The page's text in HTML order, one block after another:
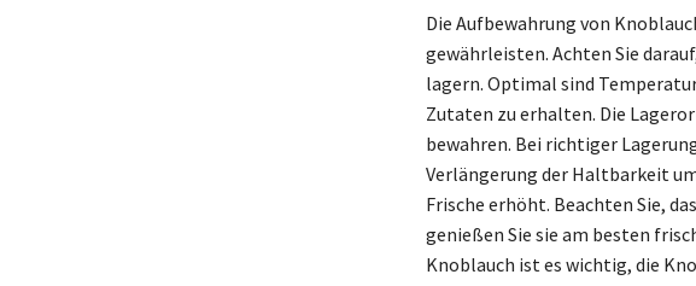
Die Aufbewahrung von
gewährleisten. Achten Sie
lagern. Optimal sind
Zutaten zu erhalten. Die
bewahren. Bei richtiger
Verlängerung der Haltbarkeit
Frische erhöht. Beachten Sie,
genießen Sie sie am besten
Knoblauch ist es wichtig, die